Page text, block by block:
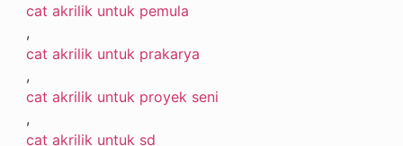
cat akrilik untuk pemula
,
cat akrilik untuk prakarya
,
cat akrilik untuk proyek seni
,
cat akrilik untuk sd